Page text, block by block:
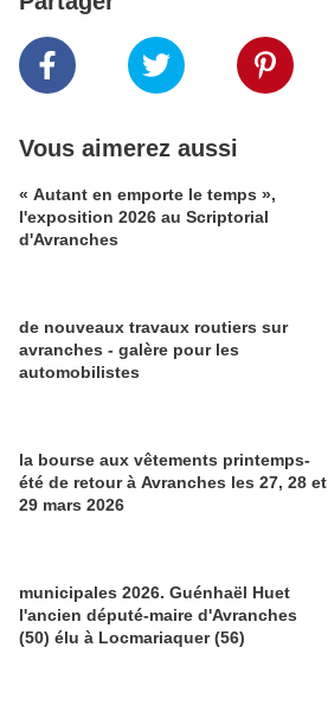
Vous aimerez aussi
« Autant en emporte le temps »,
l'exposition 2026 au Scriptorial
d'Avranches
de nouveaux travaux routiers sur
avranches - galère pour les
automobilistes
la bourse aux vêtements printemps-
été de retour à Avranches les 27, 28 et
29 mars 2026
municipales 2026. Guénhaël Huet
l'ancien député-maire d'Avranches
(50) élu à Locmariaquer (56)